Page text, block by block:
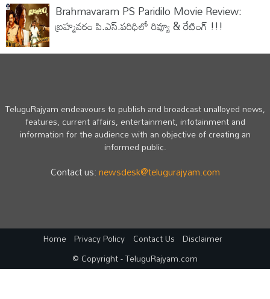
Brahmavaram PS Paridilo Movie Review:
బ్రహ్మవరం పి.ఎస్.పరిధిలో రివ్యూ & రేటింగ్ !!!
TeluguRajyam endeavours to publish and broadcast unalloyed news,
features, current affairs, entertainment, infotainment and
information for the audience with an objective of creating an
informed public.
Contact us:newsdesk@telugurajyam.com
Home Privacy Policy Contact Us Disclaimer
© Copyright - TeluguRajyam.com